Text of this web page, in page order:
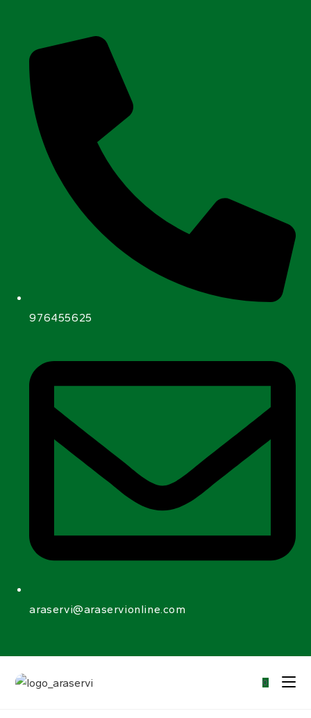
976455625
araservi@araservionline.com
0